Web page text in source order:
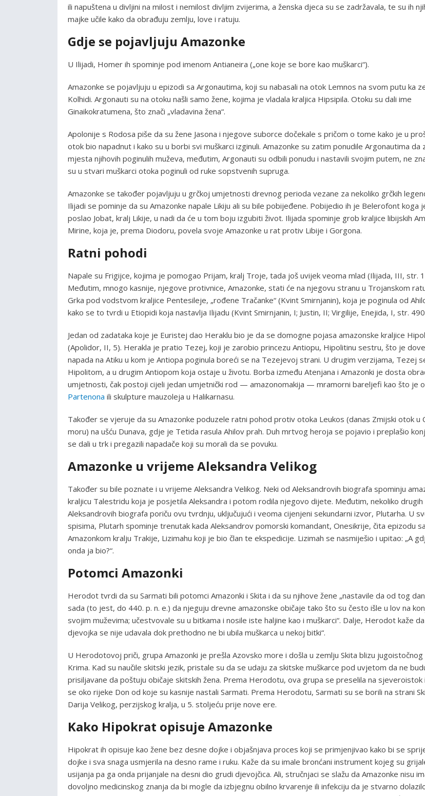
ili napuštena u divljini na milost i nemilost divljim zvijerima, a ženska djeca su se zadržavala, te su ih
majke učile kako da obrađuju zemlju, love i ratuju.
Gdje se pojavljuju Amazonke
U Ilijadi, Homer ih spominje pod imenom Antianeira („one koje se bore kao muškarci“).
Amazonke se pojavljuju u epizodi sa Argonautima, koji su nabasali na otok Lemnos na svom putu ka
Kolhidi. Argonauti su na otoku našli samo žene, kojima je vladala kraljica Hipsipila. Otoku su dali ime
Ginaikokratumena, što znači „vladavina žena“.
Apolonije s Rodosa piše da su žene Jasona i njegove suborce dočekale s pričom o tome kako je u
otok bio napadnut i kako su u borbi svi muškarci izginuli. Amazonke su zatim ponudile Argonautima da
mjesta njihovih poginulih muževa, međutim, Argonauti su odbili ponudu i nastavili svojim putem, ne
su u stvari muškarci otoka poginuli od ruke sopstvenih supruga.
Amazonke se također pojavljuju u grčkoj umjetnosti drevnog perioda vezane za nekoliko grčkih
Ilijadi se pominje da su Amazonke napale Likiju ali su bile pobijeđene. Pobijedio ih je Belerofont koga
poslao Jobat, kralj Likije, u nadi da će u tom boju izgubiti život. Ilijada spominje grob kraljice libijskih
Mirine, koja je, prema Diodoru, povela svoje Amazonke u rat protiv Libije i Gorgona.
Ratni pohodi
Napale su Frigijce, kojima je pomogao Prijam, kralj Troje, tada još uvijek veoma mlad (Ilijada, III, str.
Međutim, mnogo kasnije, njegove protivnice, Amazonke, stati će na njegovu stranu u Trojanskom
Grka pod vodstvom kraljice Pentesileje, „rođene Tračanke“ (Kvint Smirnjanin), koja je poginula od
kako se to tvrdi u Etiopidi koja nastavlja Ilijadu (Kvint Smirnjanin, I; Justin, II; Virgilije, Enejida, I, str.
Jedan od zadataka koje je Euristej dao Heraklu bio je da se domogne pojasa amazonske kraljice
(Apolidor, II, 5). Herakla je pratio Tezej, koji je zarobio princezu Antiopu, Hipolitinu sestru, što je
napada na Atiku u kom je Antiopa poginula boreći se na Tezejevoj strani. U drugim verzijama, Tezej
Hipolitom, a u drugim Antiopom koja ostaje u životu. Borba između Atenjana i Amazonki je dosta
umjetnosti, čak postoji cijeli jedan umjetnički rod — amazonomakija — mramorni bareljefi kao što je
Partenona ili skulpture mauzoleja u Halikarnasu.
Također se vjeruje da su Amazonke poduzele ratni pohod protiv otoka Leukos (danas Zmijski otok u
moru) na ušću Dunava, gdje je Tetida rasula Ahilov prah. Duh mrtvog heroja se pojavio i preplašio
se dali u trk i pregazili napadače koji su morali da se povuku.
Amazonke u vrijeme Aleksandra Velikog
Također su bile poznate i u vrijeme Aleksandra Velikog. Neki od Aleksandrovih biografa spominju
kraljicu Talestridu koja je posjetila Aleksandra i potom rodila njegovo dijete. Međutim, nekoliko drugih
Aleksandrovih biografa poriču ovu tvrdnju, uključujući i veoma cijenjeni sekundarni izvor, Plutarha. U
spisima, Plutarh spominje trenutak kada Aleksandrov pomorski komandant, Onesikrije, čita epizodu sa
Amazonkom kralju Trakije, Lizimahu koji je bio član te ekspedicije. Lizimah se nasmiješio i upitao: „A
onda ja bio?“.
Potomci Amazonki
Herodot tvrdi da su Sarmati bili potomci Amazonki i Skita i da su njihove žene „nastavile da od tog
sada (to jest, do 440. p. n. e.) da njeguju drevne amazonske običaje tako što su često išle u lov na
svojim muževima; učestvovale su u bitkama i nosile iste haljine kao i muškarci“. Dalje, Herodot kaže
djevojka se nije udavala dok prethodno ne bi ubila muškarca u nekoj bitki“.
U Herodotovoj priči, grupa Amazonki je prešla Azovsko more i došla u zemlju Skita blizu jugoistočnog
Krima. Kad su naučile skitski jezik, pristale su da se udaju za skitske muškarce pod uvjetom da ne
prisiljavane da poštuju običaje skitskih žena. Prema Herodotu, ova grupa se preselila na sjeveroistok
se oko rijeke Don od koje su kasnije nastali Sarmati. Prema Herodotu, Sarmati su se borili na strani
Darija Velikog, perzijskog kralja, u 5. stoljeću prije nove ere.
Kako Hipokrat opisuje Amazonke
Hipokrat ih opisuje kao žene bez desne dojke i objašnjava proces koji se primjenjivao kako bi se
dojke i sva snaga usmjerila na desno rame i ruku. Kaže da su imale bronćani instrument kojeg su
usijanja pa ga onda prijanjale na desni dio grudi djevojčica. Ali, stručnjaci se slažu da Amazonke nisu
dovoljno medicinskog znanja da bi mogle da izbjegnu obilno krvarenje ili infekciju da je stvarno